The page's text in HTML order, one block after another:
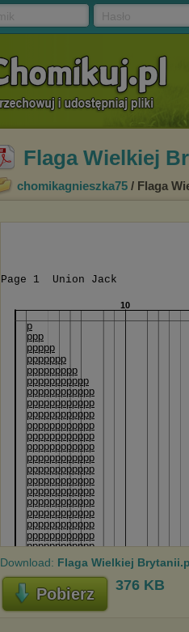
Flaga Wielkiej
chomikagnieszka75 / Flaga
Download: Flaga Wielkiej
Pobierz 376 KB